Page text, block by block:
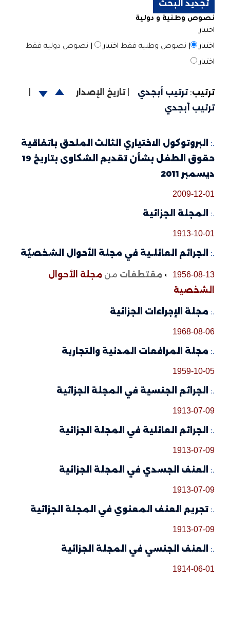
نصوص وطنية و دولية
اختيار
اختيار
| نصوص وطنية فقط اختيار | نصوص دولية فقط
اختيار
ترتيب: ترتيب أبجدي | تاريخ الإصدار
|
ترتيب أبجدي
البروتوكول الاختياري الثالث الملحق باتفاقية
حقوق الطفل بشأن تقديم الشكاوى بتاريخ 19
ديسمبر 2011
2009-12-01
المجلة الجزائية
1913-10-01
الجرائم العائلـية في مجلة الأحوال الشخصيٌة
1956-08-13 مقتطفات من مجلة الأحوال
الشخصية
مجلة الإجراءات الجزائية
1968-08-06
مجلة المرافعات المدنية والتجارية
1959-10-05
الجرائم الجنسية في المجلة الجزائية
1913-07-09
الجرائم العائلية في المجلة الجزائية
1913-07-09
العنف الجسدي في المجلة الجزائية
1913-07-09
تجريم العنف المعنوي في المجلة الجزائية
1913-07-09
العنف الجنسي في المجلة الجزائية
1914-06-01